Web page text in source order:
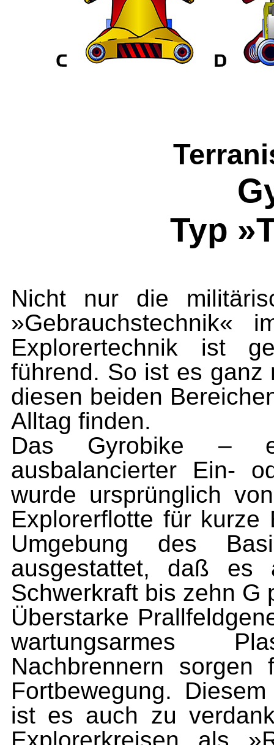
Typ
Nicht nur die
»Gebrauchstechnik«
Explorertechnik ist
führend. So ist es ganz
diesen beiden
Alltag finden.
Das Gyrobike –
ausbalancierter Ein-
wurde ursprünglich
Explorerflotte für kurze
Umgebung des
ausgestattet, daß es
Schwerkraft bis zehn G
Überstarke
wartungsarmes
Nachbrennern
Fortbewegung.
ist es auch zu